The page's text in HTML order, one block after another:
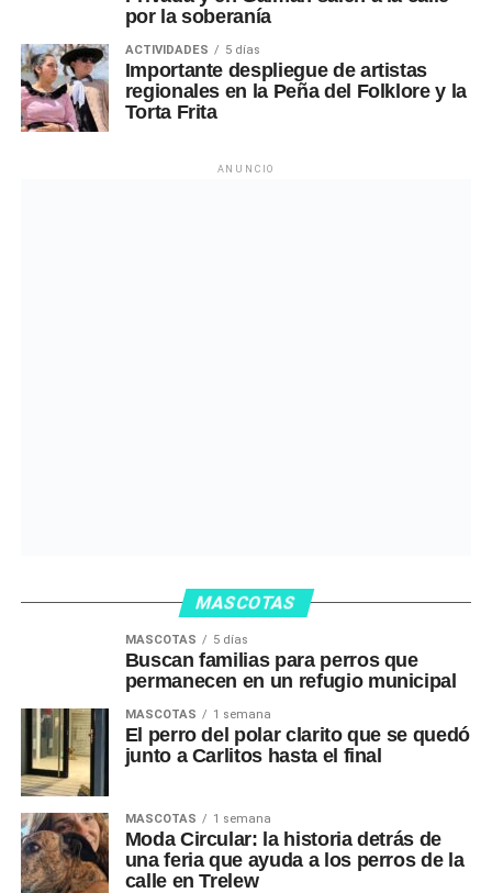
por la soberanía
ACTIVIDADES 5 días
Importante despliegue de artistas
regionales en la Peña del Folklore y la
Torta Frita
ANUNCIO
MASCOTAS
MASCOTAS 5 días
Buscan familias para perros que
permanecen en un refugio municipal
MASCOTAS 1 semana
El perro del polar clarito que se quedó
junto a Carlitos hasta el final
MASCOTAS 1 semana
Moda Circular: la historia detrás de
una feria que ayuda a los perros de la
calle en Trelew